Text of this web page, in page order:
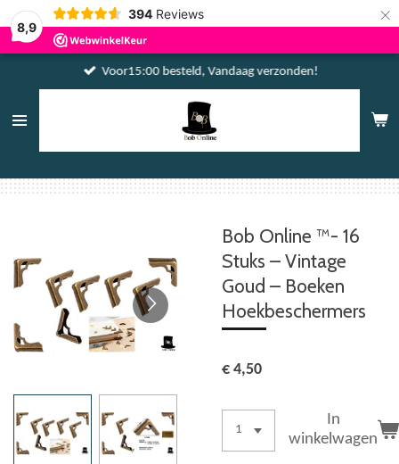
8,9
394 Reviews ×
Voor15:00 besteld, Vandaag verzonden!
Bob Online ™- 16
Stuks – Vintage
Goud – Boeken
Hoekbeschermers
€ 4,50
In
winkelwagen